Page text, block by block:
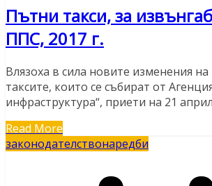
Пътни такси, за
ППС, 2017 г.
Влязоха в сила новите изменения
таксите, които се събират от
инфраструктура“, приети на 21 април
Read More
законодателствонаредби